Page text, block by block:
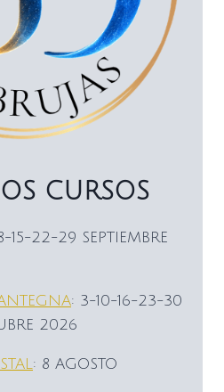
CURSOS
15-22-29 SEPTIEMBRE
: 3-10-16-23-30
2026
: 8 AGOSTO